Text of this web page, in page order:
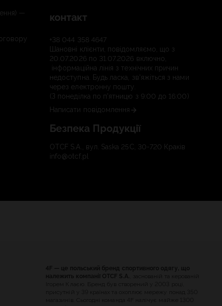
—
контакт
+38 044 358 4647
Шановні клієнти, повідомляємо, що з
20.07.2026 по 31.07.2026 включно,
інформаційна лінія з технічних причин
недоступна. Будь ласка, зв'яжіться з нами
через електронну пошту.
(З понеділка по п'ятницю з 9:00 до 16:00)
Написати повідомлення
Безпека Продукції
OTCF S.A., вул. Saska 25C, 30-720 Краків
info@otcf.pl